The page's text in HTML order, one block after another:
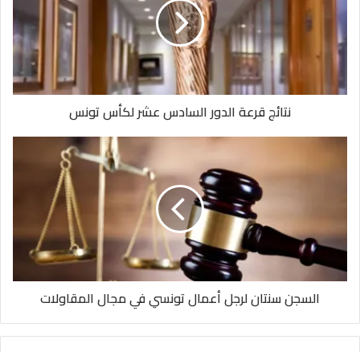
نتائج قرعة الدور السادس عشر لكأس تونس
السجن سنتان لرجل أعمال تونسي في مجال المقاولات